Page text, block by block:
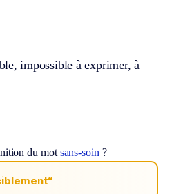
impossible à exprimer, à
du mot sans-soin ?